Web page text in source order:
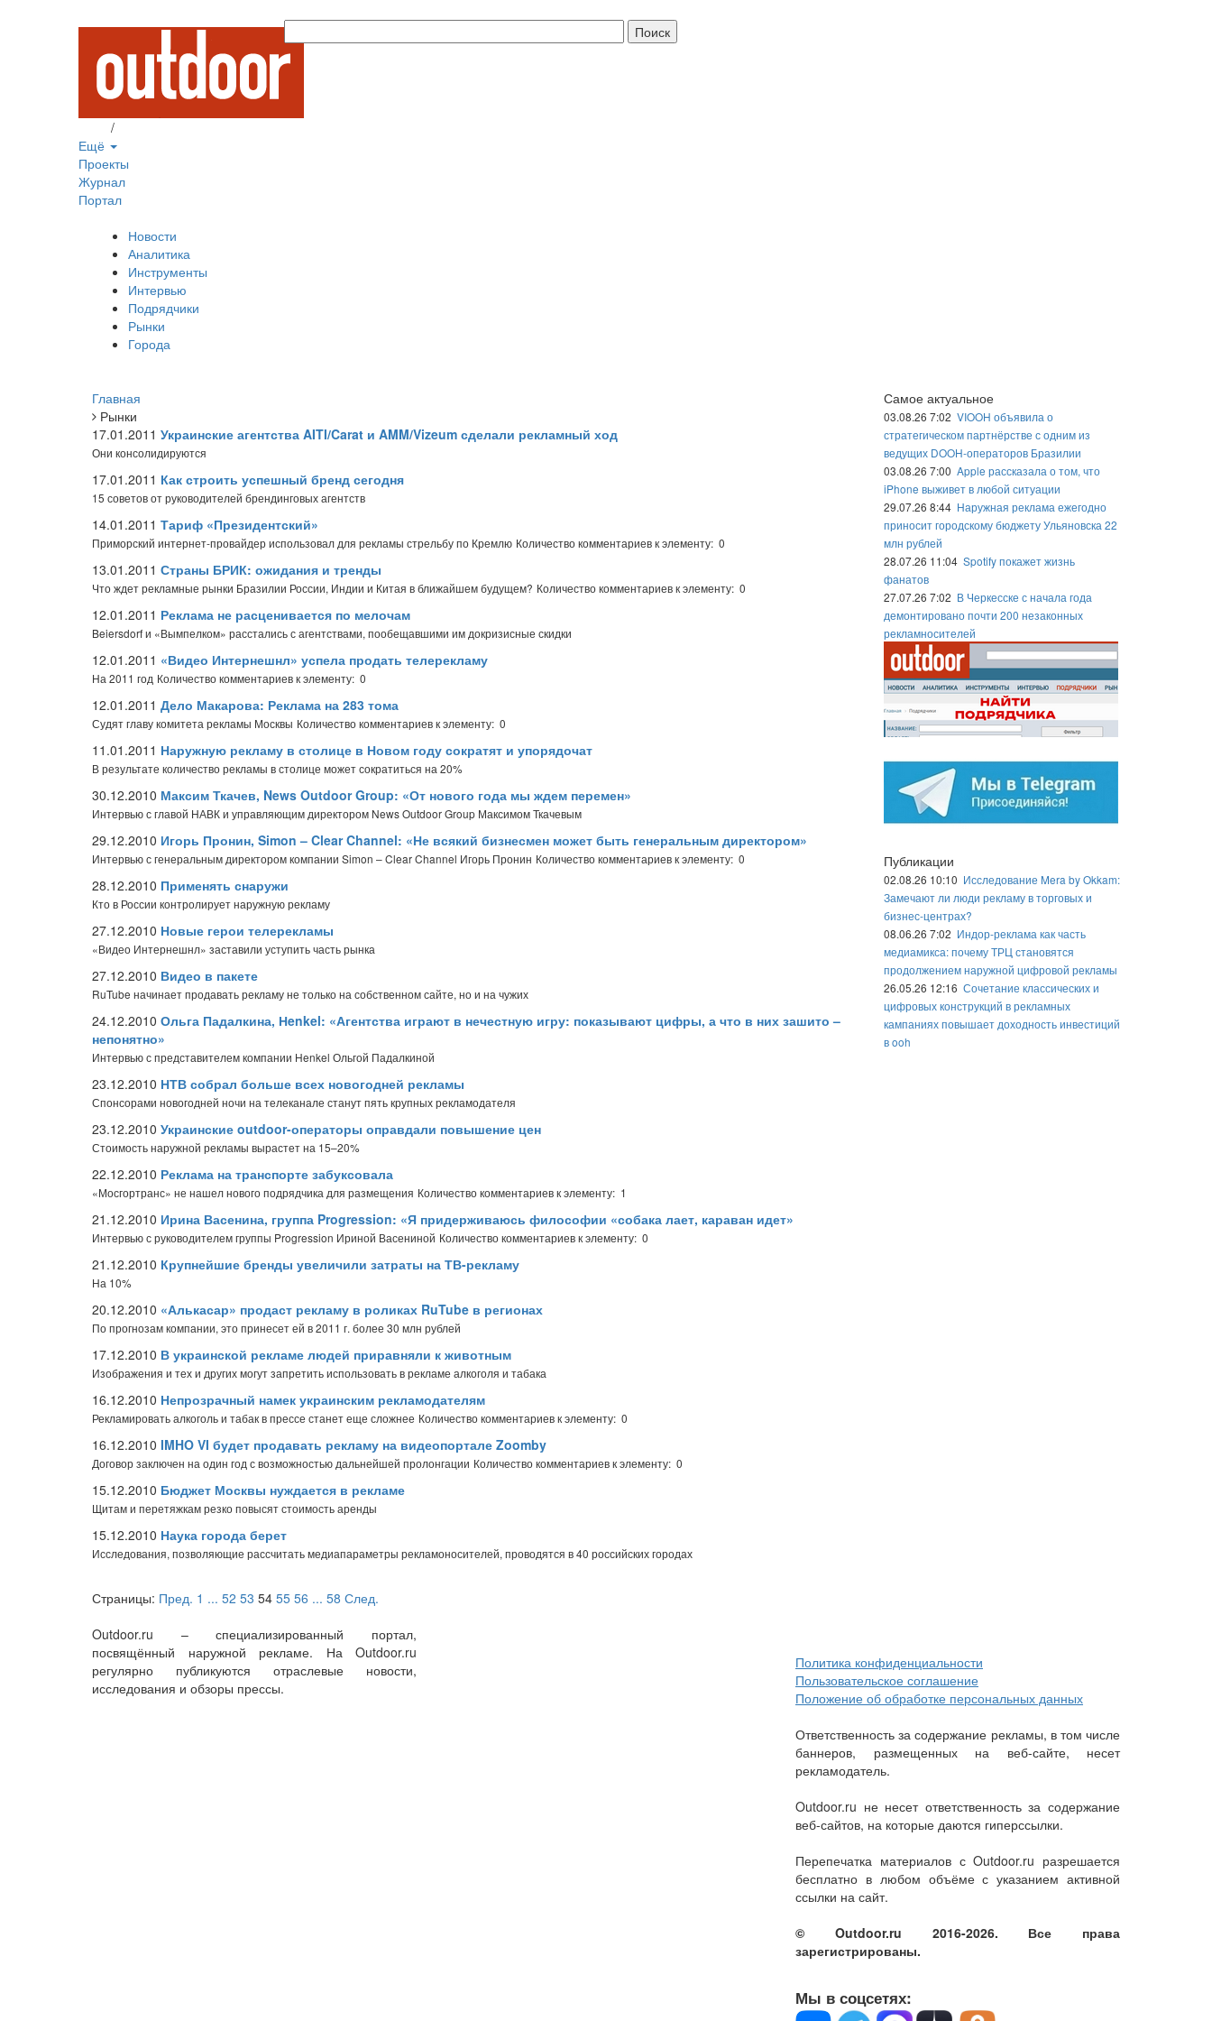
/
Ещё
Проекты
Журнал
Портал
Новости
Аналитика
Инструменты
Интервью
Подрядчики
Рынки
Города
Главная
Рынки
17.01.2011 Украинские агентства AITI/Carat и AMM/Vizeum сделали рекламный ход
Они консолидируются
17.01.2011 Как строить успешный бренд сегодня
15 советов от руководителей брендинговых агентств
14.01.2011 Тариф «Президентский»
Приморский интернет-провайдер использовал для рекламы стрельбу по Кремлю Количество комментариев к элементу: 0
13.01.2011 Страны БРИК: ожидания и тренды
Что ждет рекламные рынки Бразилии России, Индии и Китая в ближайшем будущем? Количество комментариев к элементу: 0
12.01.2011 Реклама не расценивается по мелочам
Beiersdorf и «Вымпелком» расстались с агентствами, пообещавшими им докризисные скидки
12.01.2011 «Видео Интернешнл» успела продать телерекламу
На 2011 год Количество комментариев к элементу: 0
12.01.2011 Дело Макарова: Реклама на 283 тома
Судят главу комитета рекламы Москвы Количество комментариев к элементу: 0
11.01.2011 Наружную рекламу в столице в Новом году сократят и упорядочат
В результате количество рекламы в столице может сократиться на 20%
30.12.2010 Максим Ткачев, News Outdoor Group: «От нового года мы ждем перемен»
Интервью с главой НАВК и управляющим директором News Outdoor Group Максимом Ткачевым
29.12.2010 Игорь Пронин, Simon – Clear Channel: «Не всякий бизнесмен может быть генеральным директором»
Интервью с генеральным директором компании Simon – Clear Channel Игорь Пронин Количество комментариев к элементу: 0
28.12.2010 Применять снаружи
Кто в России контролирует наружную рекламу
27.12.2010 Новые герои телерекламы
«Видео Интернешнл» заставили уступить часть рынка
27.12.2010 Видео в пакете
RuTube начинает продавать рекламу не только на собственном сайте, но и на чужих
24.12.2010 Ольга Падалкина, Нenkel: «Агентства играют в нечестную игру: показывают цифры, а что в них зашито –
непонятно»
Интервью с представителем компании Henkel Ольгой Падалкиной
23.12.2010 НТВ собрал больше всех новогодней рекламы
Спонсорами новогодней ночи на телеканале станут пять крупных рекламодателя
23.12.2010 Украинские outdoor-операторы оправдали повышение цен
Стоимость наружной рекламы вырастет на 15–20%
22.12.2010 Реклама на транспорте забуксовала
«Мосгортранс» не нашел нового подрядчика для размещения Количество комментариев к элементу: 1
21.12.2010 Ирина Васенина, группа Progression: «Я придерживаюсь философии «собака лает, караван идет»
Интервью с руководителем группы Progression Ириной Васениной Количество комментариев к элементу: 0
21.12.2010 Крупнейшие бренды увеличили затраты на ТВ-рекламу
На 10%
20.12.2010 «Алькасар» продаст рекламу в роликах RuTube в регионах
По прогнозам компании, это принесет ей в 2011 г. более 30 млн рублей
17.12.2010 В украинской рекламе людей приравняли к животным
Изображения и тех и других могут запретить использовать в рекламе алкоголя и табака
16.12.2010 Непрозрачный намек украинским рекламодателям
Рекламировать алкоголь и табак в прессе станет еще сложнее Количество комментариев к элементу: 0
16.12.2010 IMHO VI будет продавать рекламу на видеопортале Zoomby
Договор заключен на один год с возможностью дальнейшей пролонгации Количество комментариев к элементу: 0
15.12.2010 Бюджет Москвы нуждается в рекламе
Щитам и перетяжкам резко повысят стоимость аренды
15.12.2010 Наука города берет
Исследования, позволяющие рассчитать медиапараметры рекламоносителей, проводятся в 40 российских городах
Страницы: Пред. 1 ... 52 53 54 55 56 ... 58 След.
Самое актуальное
03.08.26 7:02 VIOOH объявила о
стратегическом партнёрстве с одним из
ведущих DOOH-операторов Бразилии
03.08.26 7:00 Apple рассказала о том, что
iPhone выживет в любой ситуации
29.07.26 8:44 Наружная реклама ежегодно
приносит городскому бюджету Ульяновска 22
млн рублей
28.07.26 11:04 Spotify покажет жизнь
фанатов
27.07.26 7:02 В Черкесске с начала года
демонтировано почти 200 незаконных
рекламносителей
Публикации
02.08.26 10:10 Исследование Mera by Okkam:
Замечают ли люди рекламу в торговых и
бизнес-центрах?
08.06.26 7:02 Индор-реклама как часть
медиамикса: почему ТРЦ становятся
продолжением наружной цифровой рекламы
26.05.26 12:16 Сочетание классических и
цифровых конструкций в рекламных
кампаниях повышает доходность инвестиций
в ooh
Outdoor.ru – специализированный портал,
посвящённый наружной рекламе. На Outdoor.ru
регулярно публикуются отраслевые новости,
исследования и обзоры прессы.
Политика конфиденциальности
Пользовательское соглашение
Положение об обработке персональных данных
Ответственность за содержание рекламы, в том числе
баннеров, размещенных на веб-сайте, несет
рекламодатель.
Outdoor.ru не несет ответственность за содержание
веб-сайтов, на которые даются гиперссылки.
Перепечатка материалов с Outdoor.ru разрешается
бесплатно в любом объёме с указанием активной
ссылки на сайт.
© Outdoor.ru 2016-2026. Все права
зарегистрированы.
Мы в соцсетях: